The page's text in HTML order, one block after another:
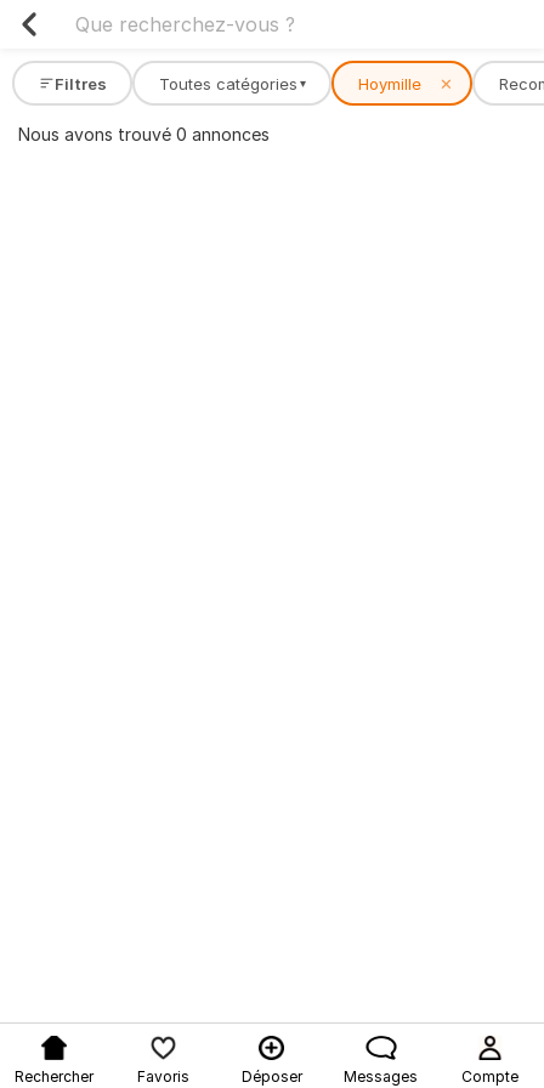
Filtres Toutes catégories ▾ Hoymille ✕
Nous avons trouvé 0 annonces
Rechercher Favoris Déposer Messages Compte